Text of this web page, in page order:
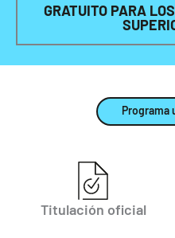
GRATUITO PARA
Programa
Titulación oficial